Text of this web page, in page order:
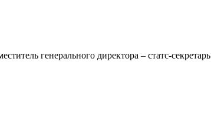
генерального директора – статс-секретарь